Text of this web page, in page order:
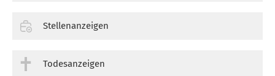
Stellenanzeigen
Todesanzeigen